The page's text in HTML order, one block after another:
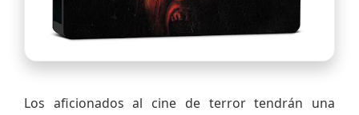
Los aficionados al cine de terror tendrán una